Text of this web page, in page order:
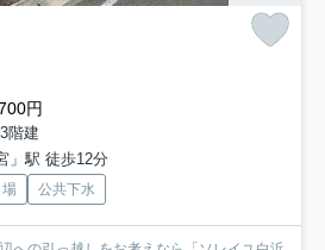
円
階建
」駅 徒歩12分
場 公共下水